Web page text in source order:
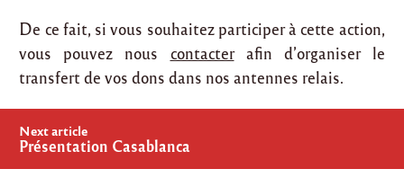
De ce fait, si vous souhaitez participer à cette action,
vous pouvez nous contacterafin d’organiser le
transfert de vos dons dans nos antennes relais.
Post
navigation
Next article
Présentation Casablanca